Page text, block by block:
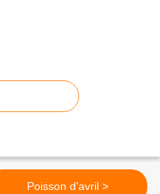
Poisson d'avril >